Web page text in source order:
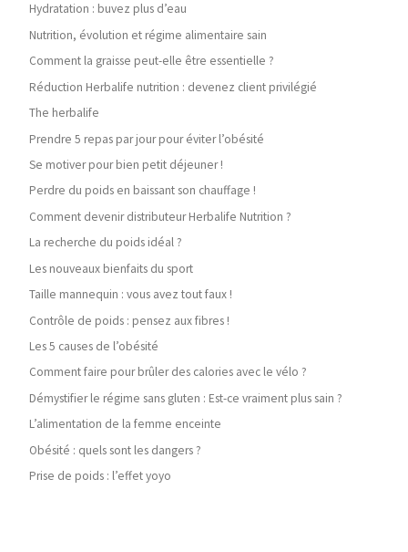
Hydratation : buvez plus d’eau
Nutrition, évolution et régime alimentaire sain
Comment la graisse peut-elle être essentielle ?
Réduction Herbalife nutrition : devenez client privilégié
The herbalife
Prendre 5 repas par jour pour éviter l’obésité
Se motiver pour bien petit déjeuner !
Perdre du poids en baissant son chauffage !
Comment devenir distributeur Herbalife Nutrition ?
La recherche du poids idéal ?
Les nouveaux bienfaits du sport
Taille mannequin : vous avez tout faux !
Contrôle de poids : pensez aux fibres !
Les 5 causes de l’obésité
Comment faire pour brûler des calories avec le vélo ?
Démystifier le régime sans gluten : Est-ce vraiment plus sain ?
L’alimentation de la femme enceinte
Obésité : quels sont les dangers ?
Prise de poids : l’effet yoyo